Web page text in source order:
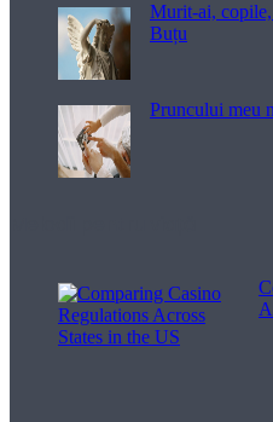
Murit-ai,
Buțu
Pruncului meu